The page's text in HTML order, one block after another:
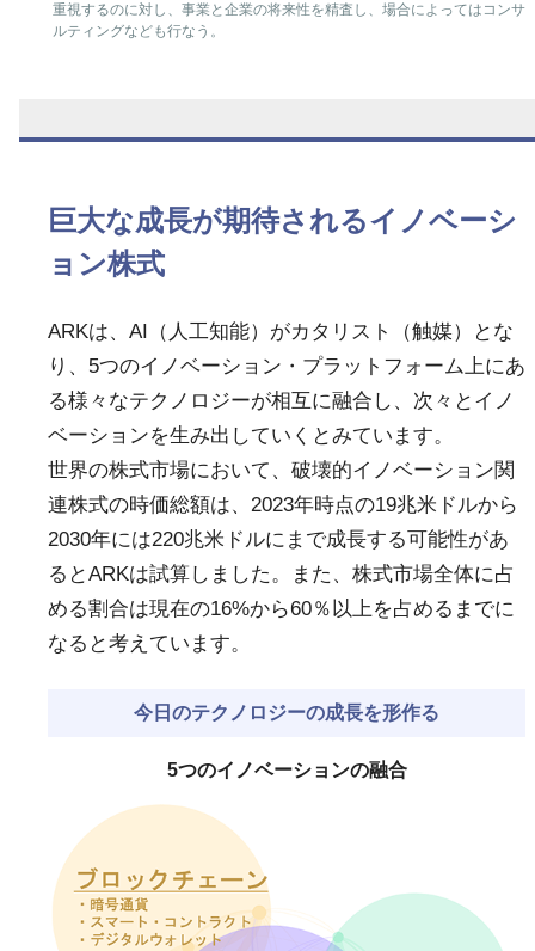
重視するのに対し、事業と企業の将来性を精査し、場合によってはコンサ
ルティングなども行なう。
巨大な成長が期待されるイノベーシ
ョン株式
ARKは、AI（人工知能）がカタリスト（触媒）とな
り、5つのイノベーション・プラットフォーム上にあ
る様々なテクノロジーが相互に融合し、次々とイノ
ベーションを生み出していくとみています。
世界の株式市場において、破壊的イノベーション関
連株式の時価総額は、2023年時点の19兆米ドルから
2030年には220兆米ドルにまで成長する可能性があ
るとARKは試算しました。また、株式市場全体に占
める割合は現在の16%から60％以上を占めるまでに
なると考えています。
今日のテクノロジーの成長を形作る
5つのイノベーションの融合